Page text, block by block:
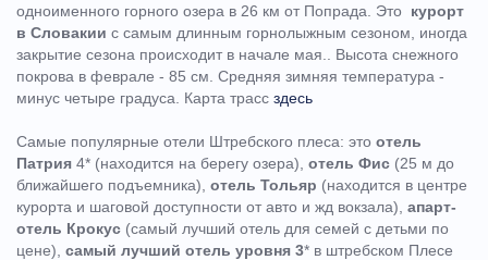
одноименного горного озера в 26 км от Попрада. Это курорт
в Словакии с самым длинным горнолыжным сезоном, иногда
закрытие сезона происходит в начале мая.. Высота снежного
покрова в феврале - 85 см. Средняя зимняя температура -
минус четыре градуса. Карта трасс здесь
Самые популярные отели Штребского плеса: это отель
Патрия 4* (находится на берегу озера), отель Фис (25 м до
ближайшего подъемника), отель Тольяр (находится в центре
курорта и шаговой доступности от авто и жд вокзала), апарт-
отель Крокус (самый лучший отель для семей с детьми по
цене), самый лучший отель уровня 3* в штребском Плесе